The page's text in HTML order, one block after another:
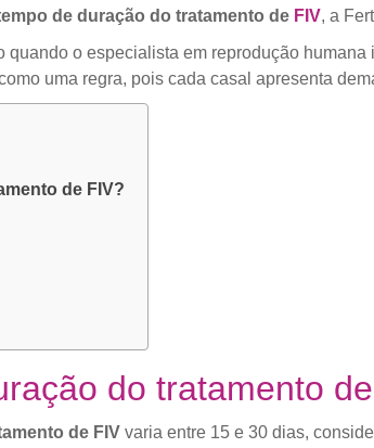
de duração do tratamento de FIV, a
quando o especialista em reprodução humana
uma regra, pois cada casal apresenta
de FIV?
do tratamento
de FIV varia entre 15 e 30 dias,